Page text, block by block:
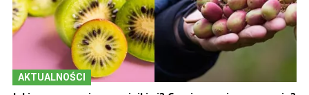
AKTUALNOŚCI